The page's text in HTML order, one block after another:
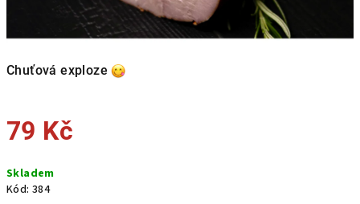
Chuťová exploze
79 Kč
cena:
Skladem
Kód: 384